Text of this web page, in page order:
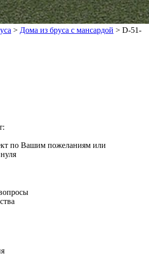
> Дома из бруса с мансардой > D-51-
по Вашим пожеланиям или